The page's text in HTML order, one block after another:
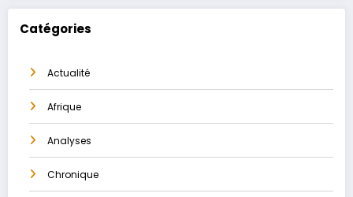
Catégories
Actualité
Afrique
Analyses
Chronique